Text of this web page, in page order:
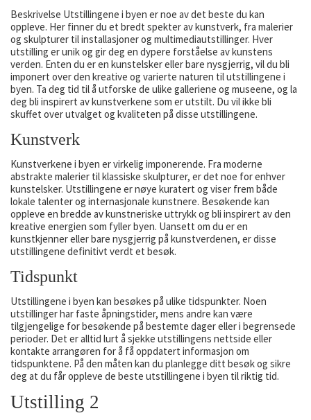
Beskrivelse Utstillingene i byen er noe av det beste du kan
oppleve. Her finner du et bredt spekter av kunstverk, fra malerier
og skulpturer til installasjoner og multimediautstillinger. Hver
utstilling er unik og gir deg en dypere forståelse av kunstens
verden. Enten du er en kunstelsker eller bare nysgjerrig, vil du bli
imponert over den kreative og varierte naturen til utstillingene i
byen. Ta deg tid til å utforske de ulike galleriene og museene, og la
deg bli inspirert av kunstverkene som er utstilt. Du vil ikke bli
skuffet over utvalget og kvaliteten på disse utstillingene.
Kunstverk
Kunstverkene i byen er virkelig imponerende. Fra moderne
abstrakte malerier til klassiske skulpturer, er det noe for enhver
kunstelsker. Utstillingene er nøye kuratert og viser frem både
lokale talenter og internasjonale kunstnere. Besøkende kan
oppleve en bredde av kunstneriske uttrykk og bli inspirert av den
kreative energien som fyller byen. Uansett om du er en
kunstkjenner eller bare nysgjerrig på kunstverdenen, er disse
utstillingene definitivt verdt et besøk.
Tidspunkt
Utstillingene i byen kan besøkes på ulike tidspunkter. Noen
utstillinger har faste åpningstider, mens andre kan være
tilgjengelige for besøkende på bestemte dager eller i begrensede
perioder. Det er alltid lurt å sjekke utstillingens nettside eller
kontakte arrangøren for å få oppdatert informasjon om
tidspunktene. På den måten kan du planlegge ditt besøk og sikre
deg at du får oppleve de beste utstillingene i byen til riktig tid.
Utstilling 2